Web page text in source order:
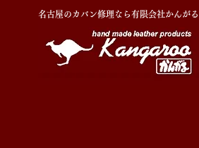
名古屋のカバン修理なら有限会社かんがる